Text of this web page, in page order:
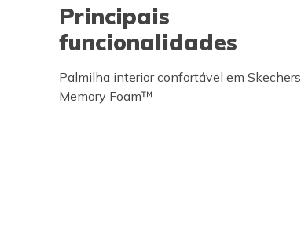
Principais
funcionalidades
Palmilha interior confortável em Skechers
Memory Foam™